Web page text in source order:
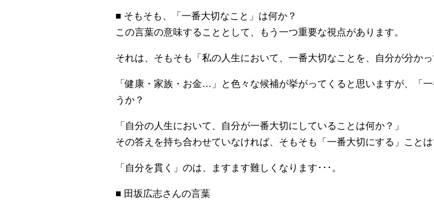
■ そもそも、「一番大切なこと」は何か？
この言葉の意味することとして、もう一つ重要な視点があります。
それは、そもそも「私の人生において、一番大切なことを、自分が分か
「健康・家族・お金…」と色々な候補が挙がってくると思いますが、「
うか？
「自分の人生において、自分が一番大切にしていることは何か？」
その答えを持ち合わせていなければ、そもそも「一番大切にする」ことは
「自分を貫く」のは、ますます難しくなります･･･。
■ 田坂広志さんの言葉